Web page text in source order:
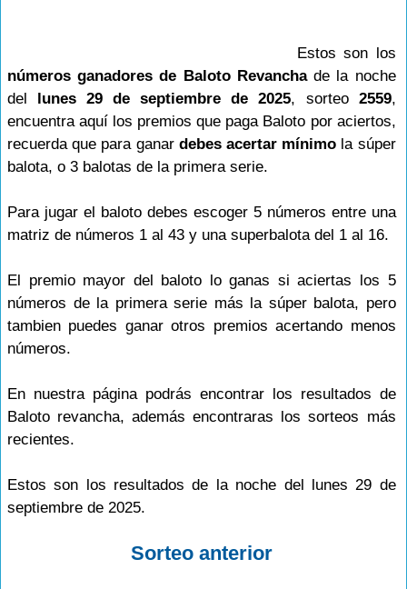
Estos son los
números ganadores de Baloto Revanchade la noche
del lunes 29 de septiembre de 2025, sorteo 2559,
encuentra aquí los premios que paga Baloto por aciertos,
recuerda que para ganar debes acertar mínimo la súper
balota, o 3 balotas de la primera serie.
Para jugar el baloto debes escoger 5 números entre una
matriz de números 1 al 43 y una superbalota del 1 al 16.
El premio mayor del baloto lo ganas si aciertas los 5
números de la primera serie más la súper balota, pero
tambien puedes ganar otros premios acertando menos
números.
En nuestra página podrás encontrar los resultados de
Baloto revancha, además encontraras los sorteos más
recientes.
Estos son los resultados de la noche del lunes 29 de
septiembre de 2025.
Sorteo anterior